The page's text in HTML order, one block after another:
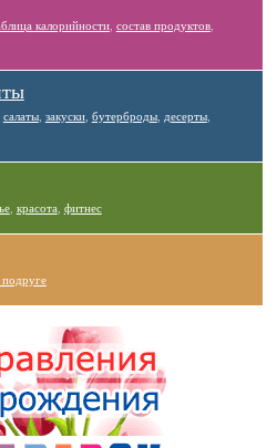
калорийности, состав продуктов,
салаты, закуски, бутерброды, десерты,
, красота фитнес